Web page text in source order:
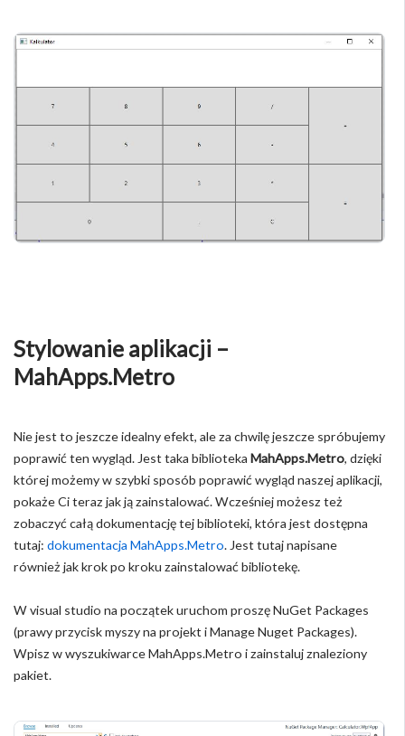
Stylowanie aplikacji –
MahApps.Metro
Nie jest to jeszcze idealny efekt, ale za chwilę jeszcze spróbujemy
poprawić ten wygląd. Jest taka biblioteka MahApps.Metro, dzięki
której możemy w szybki sposób poprawić wygląd naszej aplikacji,
pokaże Ci teraz jak ją zainstalować. Wcześniej możesz też
zobaczyć całą dokumentację tej biblioteki, która jest dostępna
tutaj: dokumentacja MahApps.Metro. Jest tutaj napisane
również jak krok po kroku zainstalować bibliotekę.
W visual studio na początek uruchom proszę NuGet Packages
(prawy przycisk myszy na projekt i Manage Nuget Packages).
Wpisz w wyszukiwarce MahApps.Metro i zainstaluj znaleziony
pakiet.